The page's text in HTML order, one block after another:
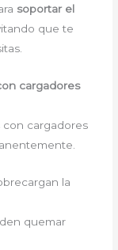
soportar el
que te
cargadores
con cargadores
la
quemar